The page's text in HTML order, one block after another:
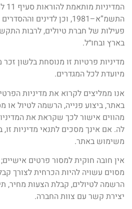
התשמ”א–1981, וכן לדינים
פעילות של חברת טיולים, לרבות
בארץ ובחו״ל.
מדיניות פרטיות זו מנוסחת בלשון
מיועדת לכל המגדרים.
אנו ממליצים לקרוא את מדיניות
באתר, ביצוע פנייה, הרשמה לטיול או
מהווים אישור לכך שקראת את
לה. אם אינך מסכים לתנאי מדיניות
משימוש באתר.
אין חובה חוקית למסור פרטים
מסוים עשויה להיות הכרחית לצורך
הרשמה לטיולים, קבלת הצעות מחיר,
יצירת קשר עם צוות החברה.